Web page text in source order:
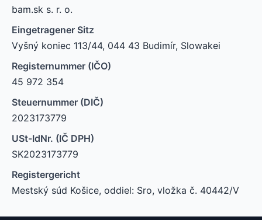
bam.sk s. r. o.
Eingetragener Sitz
Vyšný koniec 113/44, 044 43 Budimír, Slowakei
Registernummer (IČO)
45 972 354
Steuernummer (DIČ)
2023173779
USt-IdNr. (IČ DPH)
SK2023173779
Registergericht
Mestský súd Košice, oddiel: Sro, vložka č. 40442/V